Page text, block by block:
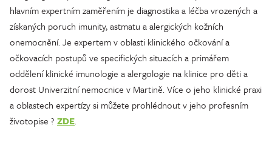
hlavním expertním zaměřením je diagnostika a léčba vrozených a
získaných poruch imunity, astmatu a alergických kožních
onemocnění. Je expertem v oblasti klinického očkování a
očkovacích postupů ve specifických situacích a primářem
oddělení klinické imunologie a alergologie na klinice pro děti a
dorost Univerzitní nemocnice v Martině. Více o jeho klinické praxi
a oblastech expertízy si můžete prohlédnout v jeho profesním
životopise ? ZDE.